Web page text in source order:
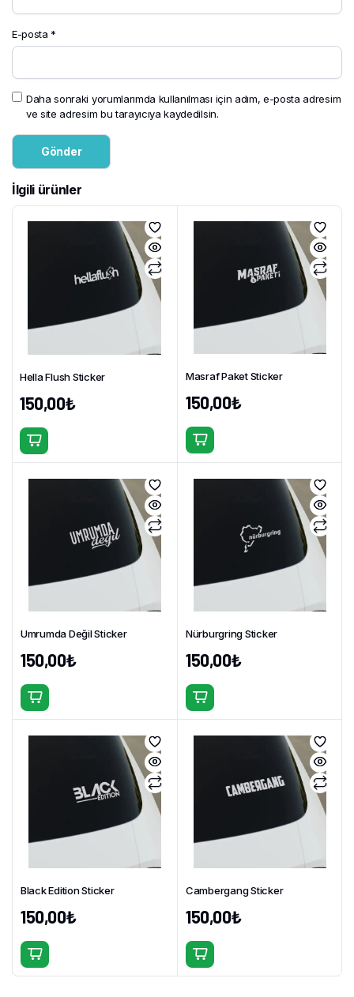
E-posta *
Daha sonraki yorumlarımda kullanılması için adım, e-posta adresim
ve site adresim bu tarayıcıya kaydedilsin.
İlgili ürünler
Hella Flush Sticker
150,00₺
Bu
ürünün
varyasyonu
ürün
Masraf Paket Sticker
150,00₺
Bu
ürünün
varyasyonu
ürün
Umrumda Değil Sticker
150,00₺
Bu
ürünün
ürün
Nürburgring Sticker
150,00₺
Bu
ürünün
varyasyonu
ürün
Black Edition Sticker
150,00₺
Bu
ürünün
Cambergang Sticker
150,00₺
Bu
ürünün